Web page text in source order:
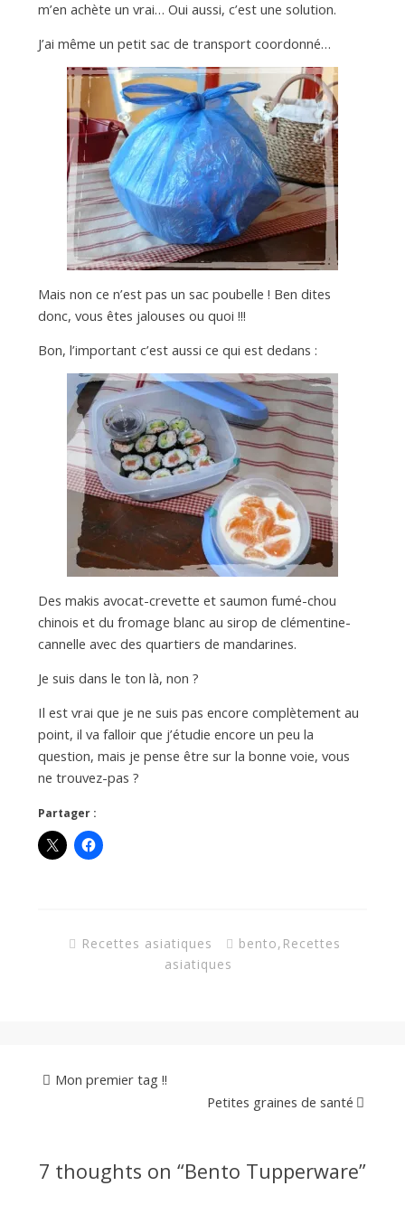
m’en achète un vrai… Oui aussi, c’est une solution.
J’ai même un petit sac de transport coordonné…
Mais non ce n’est pas un sac poubelle ! Ben dites
donc, vous êtes jalouses ou quoi !!!
Bon, l’important c’est aussi ce qui est dedans :
Des makis avocat-crevette et saumon fumé-chou
chinois et du fromage blanc au sirop de clémentine-
cannelle avec des quartiers de mandarines.
Je suis dans le ton là, non ?
Il est vrai que je ne suis pas encore complètement au
point, il va falloir que j’étudie encore un peu la
question, mais je pense être sur la bonne voie, vous
ne trouvez-pas ?
Partager :
Recettes asiatiques bento, Recettes
asiatiques
Mon premier tag !!
Petites graines de santé
7 thoughts on “Bento Tupperware”